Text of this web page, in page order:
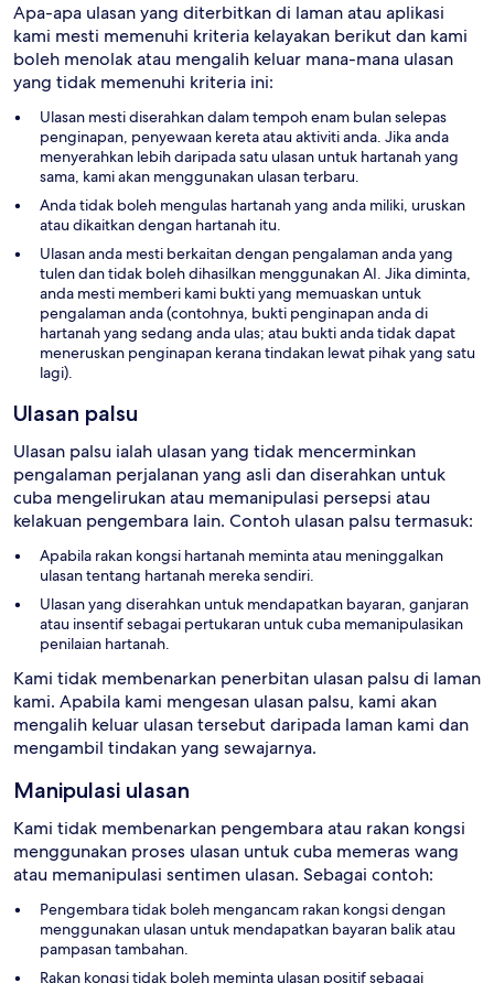
Apa-apa ulasan yang diterbitkan di laman atau aplikasi
kami mesti memenuhi kriteria kelayakan berikut dan kami
boleh menolak atau mengalih keluar mana-mana ulasan
yang tidak memenuhi kriteria ini:
Ulasan mesti diserahkan dalam tempoh enam bulan selepas
penginapan, penyewaan kereta atau aktiviti anda. Jika anda
menyerahkan lebih daripada satu ulasan untuk hartanah yang
sama, kami akan menggunakan ulasan terbaru.
Anda tidak boleh mengulas hartanah yang anda miliki, uruskan
atau dikaitkan dengan hartanah itu.
Ulasan anda mesti berkaitan dengan pengalaman anda yang
tulen dan tidak boleh dihasilkan menggunakan AI. Jika diminta,
anda mesti memberi kami bukti yang memuaskan untuk
pengalaman anda (contohnya, bukti penginapan anda di
hartanah yang sedang anda ulas; atau bukti anda tidak dapat
meneruskan penginapan kerana tindakan lewat pihak yang satu
lagi).
Ulasan palsu
Ulasan palsu ialah ulasan yang tidak mencerminkan
pengalaman perjalanan yang asli dan diserahkan untuk
cuba mengelirukan atau memanipulasi persepsi atau
kelakuan pengembara lain. Contoh ulasan palsu termasuk:
Apabila rakan kongsi hartanah meminta atau meninggalkan
ulasan tentang hartanah mereka sendiri.
Ulasan yang diserahkan untuk mendapatkan bayaran, ganjaran
atau insentif sebagai pertukaran untuk cuba memanipulasikan
penilaian hartanah.
Kami tidak membenarkan penerbitan ulasan palsu di laman
kami. Apabila kami mengesan ulasan palsu, kami akan
mengalih keluar ulasan tersebut daripada laman kami dan
mengambil tindakan yang sewajarnya.
Manipulasi ulasan
Kami tidak membenarkan pengembara atau rakan kongsi
menggunakan proses ulasan untuk cuba memeras wang
atau memanipulasi sentimen ulasan. Sebagai contoh:
Pengembara tidak boleh mengancam rakan kongsi dengan
menggunakan ulasan untuk mendapatkan bayaran balik atau
pampasan tambahan.
Rakan kongsi tidak boleh meminta ulasan positif sebagai